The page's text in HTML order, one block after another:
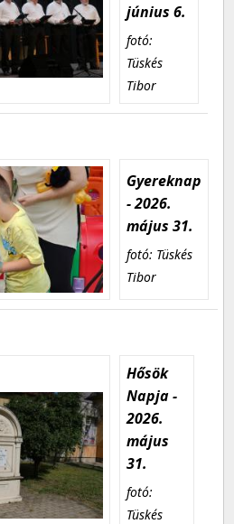
június 6.
fotó:
Tüskés
Tibor
Gyereknap
- 2026.
május 31.
fotó: Tüskés
Tibor
Hősök
Napja -
2026.
május
31.
fotó:
Tüskés